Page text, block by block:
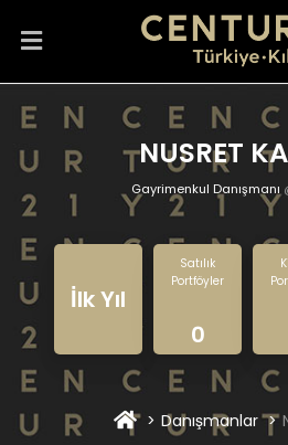
NUSRET
Gayrimenkul Danışmanı
İlk Yıl
Satılık
Portföyler
0
Danışmanlar